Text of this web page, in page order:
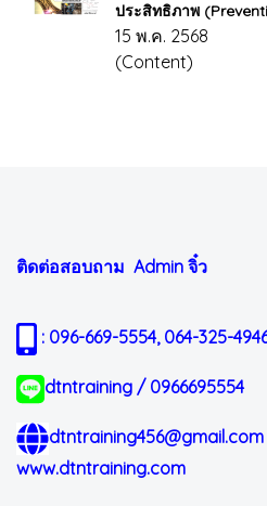
ประสิทธิภาพ
15 พ.ค. 2568
(Content)
ติดต่อสอบถาม Admin จิ๋ว
: 096-669-5554, 064-325-
dtntraining / 0966695554
dtntraining456@gmail.com
www.dtntraining.com